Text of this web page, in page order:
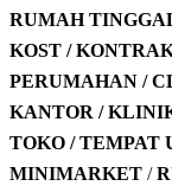
RUMAH
KOST /
PERUMAHAN /
KANTOR /
TOKO / TEMPAT
MINIMARKET /